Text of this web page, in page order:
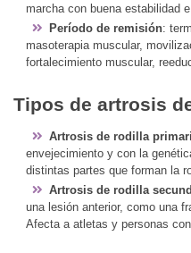
marcha con buena estabilidad e
Período de remisión:
masoterapia muscular,
fortalecimiento muscular,
Tipos de artrosis
Artrosis de rodilla
envejecimiento y con la
distintas partes que forman la
Artrosis de rodilla
una lesión anterior, como una
Afecta a atletas y personas